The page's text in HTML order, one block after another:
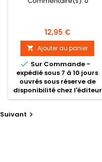
Prix
12,95 €
 Ajouter au panier
 Sur Commande -
expédié sous 7 à 10 jours
ouvrés sous réserve de
disponibilité chez l'éditeur
Suivant 